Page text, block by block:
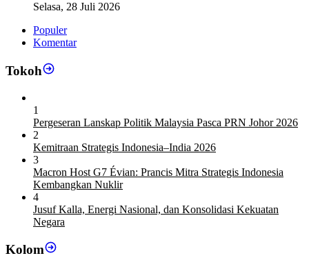
Selasa, 28 Juli 2026
Populer
Komentar
Tokoh
1
Pergeseran Lanskap Politik Malaysia Pasca PRN Johor 2026
2
Kemitraan Strategis Indonesia–India 2026
3
Macron Host G7 Évian: Prancis Mitra Strategis Indonesia
Kembangkan Nuklir
4
Jusuf Kalla, Energi Nasional, dan Konsolidasi Kekuatan
Negara
Kolom